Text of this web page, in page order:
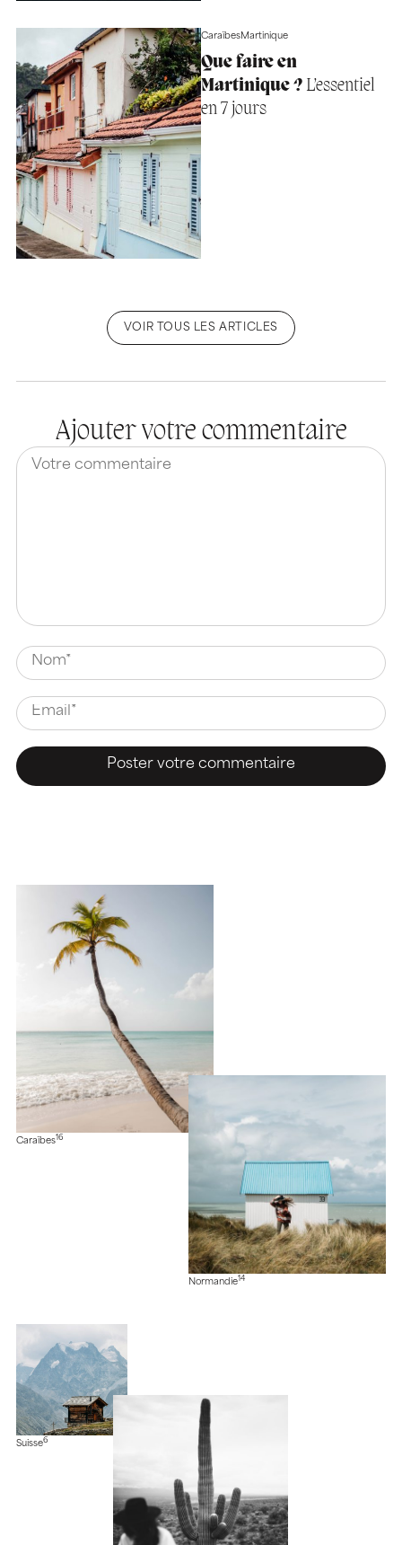
CaraïbesMartinique
Que faire en
Martinique ?L’essentiel
en 7 jours
VOIR TOUS LES ARTICLES
Ajouter votre commentaire
Caraïbes16
Normandie14
Suisse6